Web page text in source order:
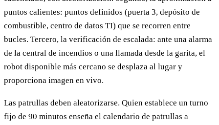
puntos calientes: puntos definidos (puerta 3, depósito de
combustible, centro de datos TI) que se recorren entre
bucles. Tercero, la verificación de escalada: ante una alarma
de la central de incendios o una llamada desde la garita, el
robot disponible más cercano se desplaza al lugar y
proporciona imagen en vivo.
Las patrullas deben aleatorizarse. Quien establece un turno
fijo de 90 minutos enseña el calendario de patrullas a